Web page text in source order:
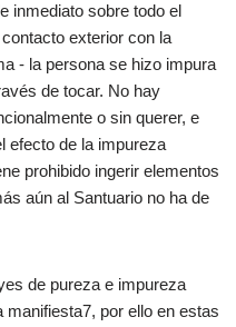
inmediato sobre todo el
exterior con la
- la persona se hizo impura
de tocar. No hay
o sin querer, e
efecto de la impureza
prohibido ingerir elementos
aún al Santuario no ha de
de pureza e impureza
manifiesta7, por ello en estas